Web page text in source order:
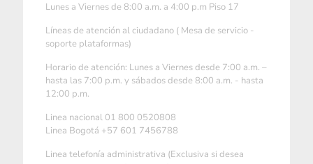
Lunes a Viernes de 8:00 a.m. a 4:00 p.m Piso 17
Líneas de atención al ciudadano ( Mesa de servicio -
soporte plataformas)
Horario de atención: Lunes a Viernes desde 7:00 a.m. –
hasta las 7:00 p.m. y sábados desde 8:00 a.m. - hasta
12:00 p.m.
Linea nacional 01 800 0520808
Linea Bogotá +57 601 7456788
Linea telefonía administrativa (Exclusiva si desea